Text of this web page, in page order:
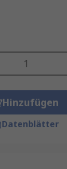
Hinzufügen
Datenblätter